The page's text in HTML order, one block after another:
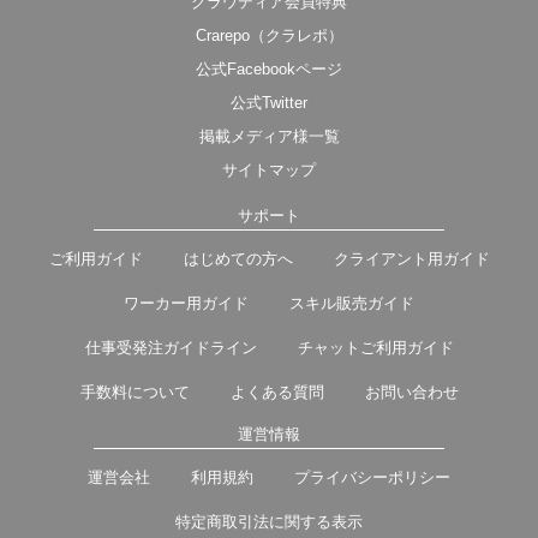
Crarepo（クラレポ）
公式Facebookページ
公式Twitter
掲載メディア様一覧
サイトマップ
サポート
ご利用ガイド はじめての方へ クライアント用ガイド
ワーカー用ガイド スキル販売ガイド
仕事受発注ガイドライン チャットご利用ガイド
手数料について よくある質問 お問い合わせ
運営情報
運営会社 利用規約 プライバシーポリシー
特定商取引法に関する表示